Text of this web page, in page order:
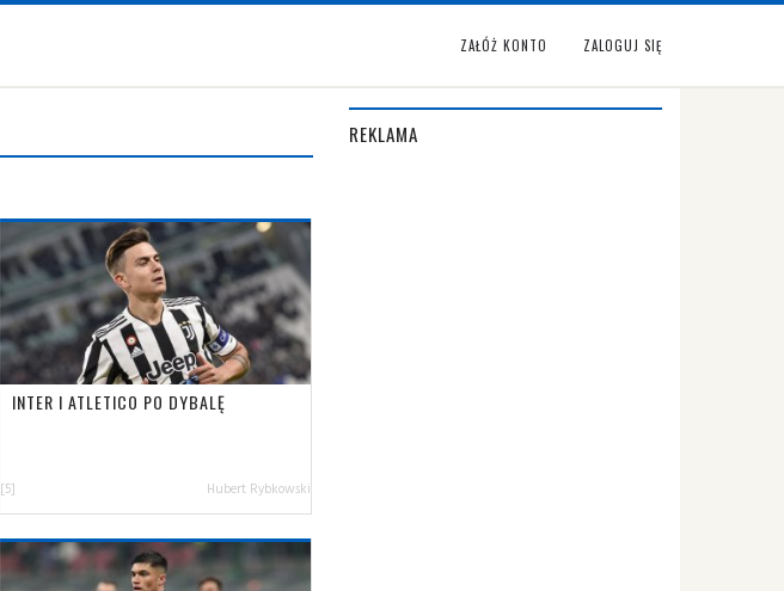
ZAŁÓŻ KONTO ZALOGUJ SIĘ
INTER I ATLETICO PO DYBALĘ
[5] Hubert Rybkowski
REKLAMA